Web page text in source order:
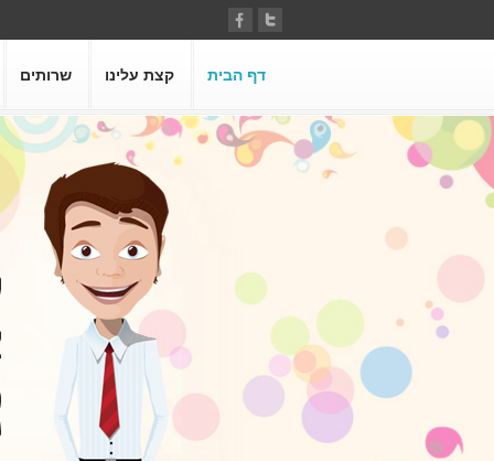
דף הבית קצת עלינו שרותים